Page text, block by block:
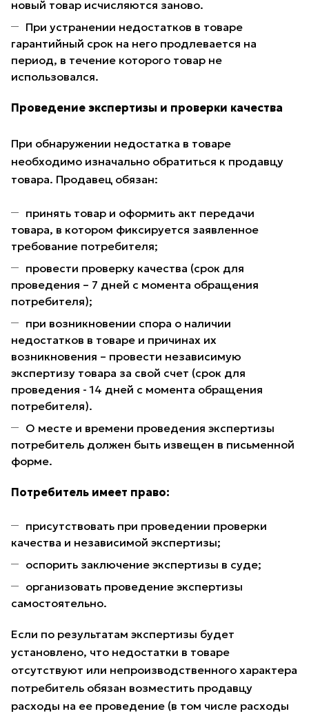
новый товар исчисляются заново.
При устранении недостатков в товаре
гарантийный срок на него продлевается на
период, в течение которого товар не
использовался.
Проведение экспертизы и проверки качества
При обнаружении недостатка в товаре
необходимо изначально обратиться к продавцу
товара. Продавец обязан:
принять товар и оформить акт передачи
товара, в котором фиксируется заявленное
требование потребителя;
провести проверку качества (срок для
проведения – 7 дней с момента обращения
потребителя);
при возникновении спора о наличии
недостатков в товаре и причинах их
возникновения – провести независимую
экспертизу товара за свой счет (срок для
проведения - 14 дней с момента обращения
потребителя).
О месте и времени проведения экспертизы
потребитель должен быть извещен в письменной
форме.
Потребитель имеет право:
присутствовать при проведении проверки
качества и независимой экспертизы;
оспорить заключение экспертизы в суде;
организовать проведение экспертизы
самостоятельно.
Если по результатам экспертизы будет
установлено, что недостатки в товаре
отсутствуют или непроизводственного характера
потребитель обязан возместить продавцу
расходы на ее проведение (в том числе расходы